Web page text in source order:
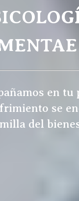
en tu
se
del